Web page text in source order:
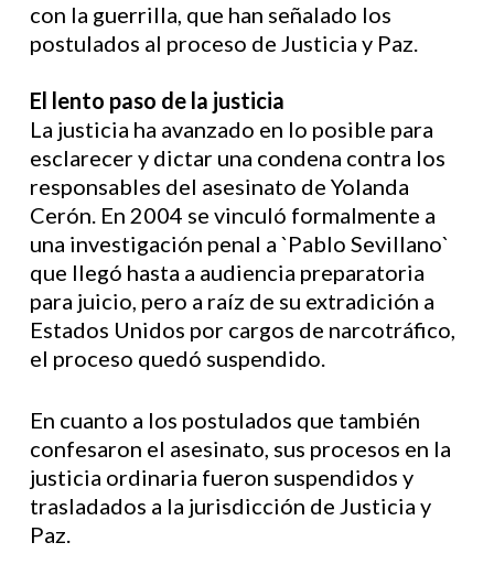
con la guerrilla, que han señalado los
postulados al proceso de Justicia y Paz.
El lento paso de la justicia
La justicia ha avanzado en lo posible para
esclarecer y dictar una condena contra los
responsables del asesinato de Yolanda
Cerón. En 2004 se vinculó formalmente a
una investigación penal a `Pablo Sevillano`
que llegó hasta a audiencia preparatoria
para juicio, pero a raíz de su extradición a
Estados Unidos por cargos de narcotráfico,
el proceso quedó suspendido.
En cuanto a los postulados que también
confesaron el asesinato, sus procesos en la
justicia ordinaria fueron suspendidos y
trasladados a la jurisdicción de Justicia y
Paz.